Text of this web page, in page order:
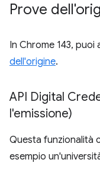
Prove
In Chrome 143,
dell'origine.
API Digital
l'emissione)
Questa funzionalità
esempio